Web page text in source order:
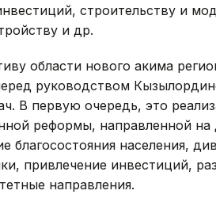
строительству и
и др.
области нового акима
руководством
В первую очередь, это
реформы, направленной
населения,
привлечение инвестиций,
направления.